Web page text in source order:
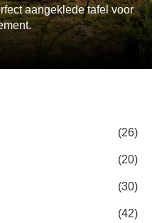
aangeklede tafel voor
(26)
(20)
(30)
(42)